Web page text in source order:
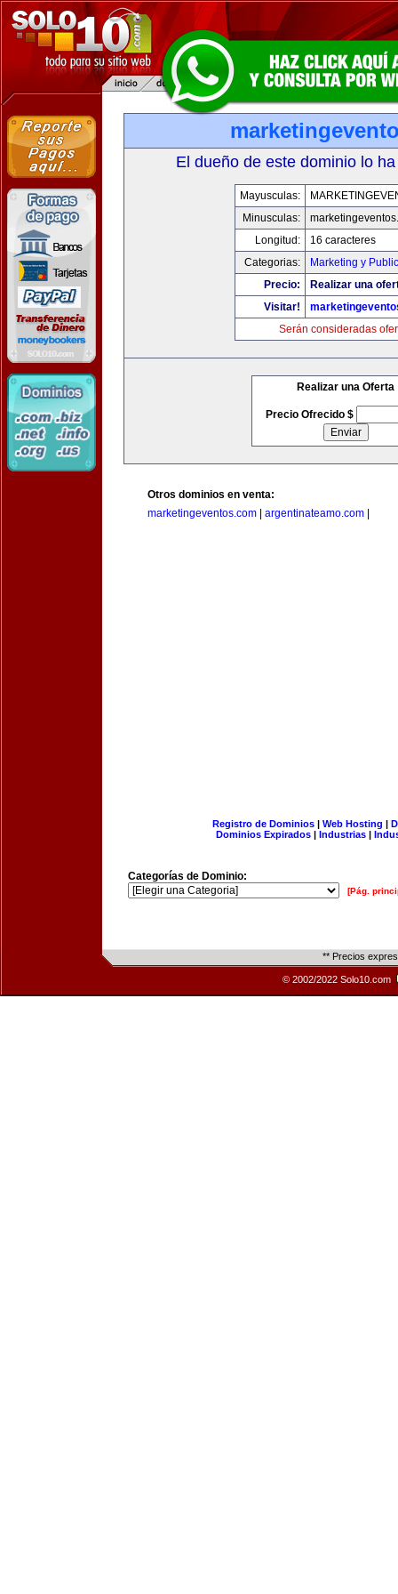
El dueño de este dominio lo
Mayusculas:
Minusculas:
Longitud:
16 caracteres
Categorias:
Marketing y
Precio:
Realizar una
Visitar!
Serán consideradas
Realizar una Oferta
Precio Ofrecido $
Otros dominios en venta:
marketingeventos.com
argentinateamo.com
Registro de Dominios| Web Hosting |
Dominios Expirados | Industrias |
Categorías de Dominio:
[Pág.
** Precios
© 2002/2022 Solo10.com